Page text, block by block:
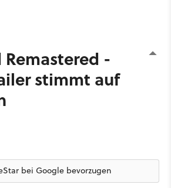
-
stimmt auf
bei Google bevorzugen